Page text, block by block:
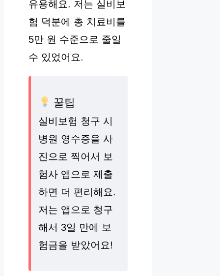
유용해요. 저는 실비보
험 덕분에 총 치료비를
5만 원 수준으로 줄일
수 있었어요.
꿀팁
실비보험 청구 시
병원 영수증을 사
진으로 찍어서 보
험사 앱으로 제출
하면 더 편리해요.
저는 앱으로 청구
해서 3일 만에 보
험금을 받았어요!